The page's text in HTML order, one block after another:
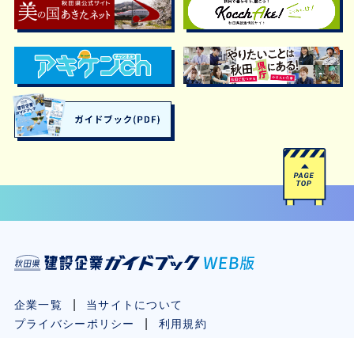
企業一覧
当サイトについて
プライバシーポリシー
利用規約